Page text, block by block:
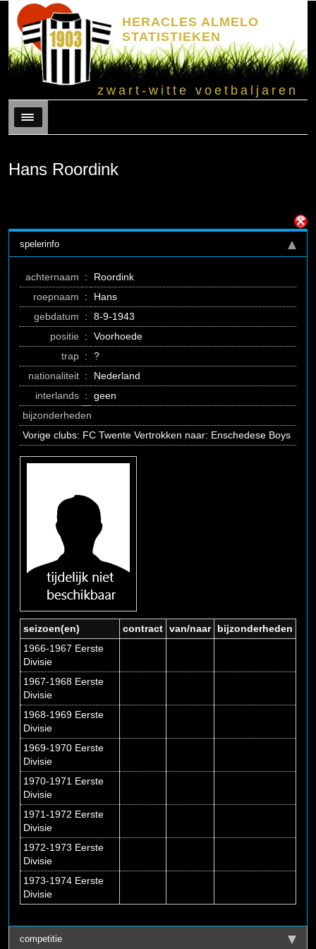
HERACLES ALMELO
STATISTIEKEN
zwart-witte voetbaljaren
Menu
Hans Roordink
spelerinfo
achternaam :
Roordink
roepnaam
:
Hans
gebdatum
:
8-9-1943
positie :
Voorhoede
trap :
?
nationaliteit :
Nederland
interlands :
geen
bijzonderheden
Vorige clubs: FC Twente Vertrokken naar: Enschedese Boys
seizoen(en) contract van/naar
bijzonderheden
1966-1967 Eerste
Divisie
1967-1968 Eerste
Divisie
1968-1969 Eerste
Divisie
1969-1970 Eerste
Divisie
1970-1971 Eerste
Divisie
1971-1972 Eerste
Divisie
1972-1973 Eerste
Divisie
1973-1974 Eerste
Divisie
competitie